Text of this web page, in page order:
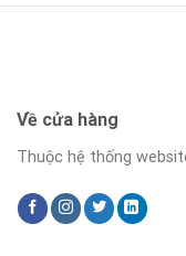
Về cửa hàng
Thuộc hệ thống